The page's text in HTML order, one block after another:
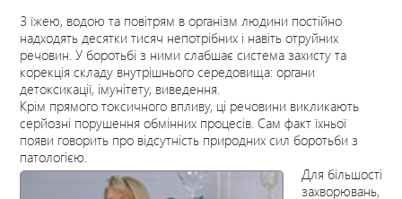
З їжею, водою та повітрям в організм людини постійно
надходять десятки тисяч непотрібних і навіть отруйних
речовин. У боротьбі з ними слабшає система захисту та
корекція складу внутрішнього середовища: органи
детоксикації, імунітету, виведення.
Крім прямого токсичного впливу, ці речовини викликають
серйозні порушення обмінних процесів. Сам факт їхньої
появи говорить про відсутність природних сил боротьби з
патологією.
Для більшості
захворювань,